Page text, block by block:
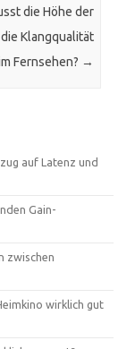
die Höhe der
Klangqualität
Fernsehen? →
auf Latenz und
Gain-
zwischen
wirklich gut